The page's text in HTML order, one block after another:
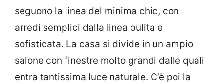
seguono la linea del minima chic, con
arredi semplici dalla linea pulita e
sofisticata. La casa si divide in un ampio
salone con finestre molto grandi dalle quali
entra tantissima luce naturale. C’è poi la